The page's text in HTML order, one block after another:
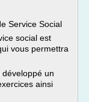
Service Social
social est
vous permettra
un
ainsi